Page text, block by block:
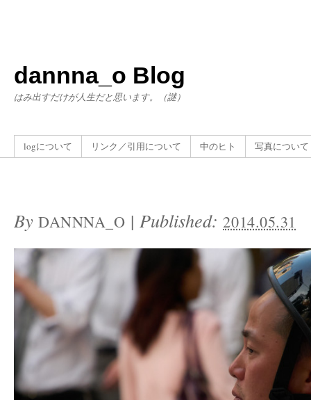
dannna_o Blog
はみ出すだけが人生だと思います。（謎）
logについて リンク／引用について 中のヒト 写真について
By DANNNA_O |Published:2014.05.31